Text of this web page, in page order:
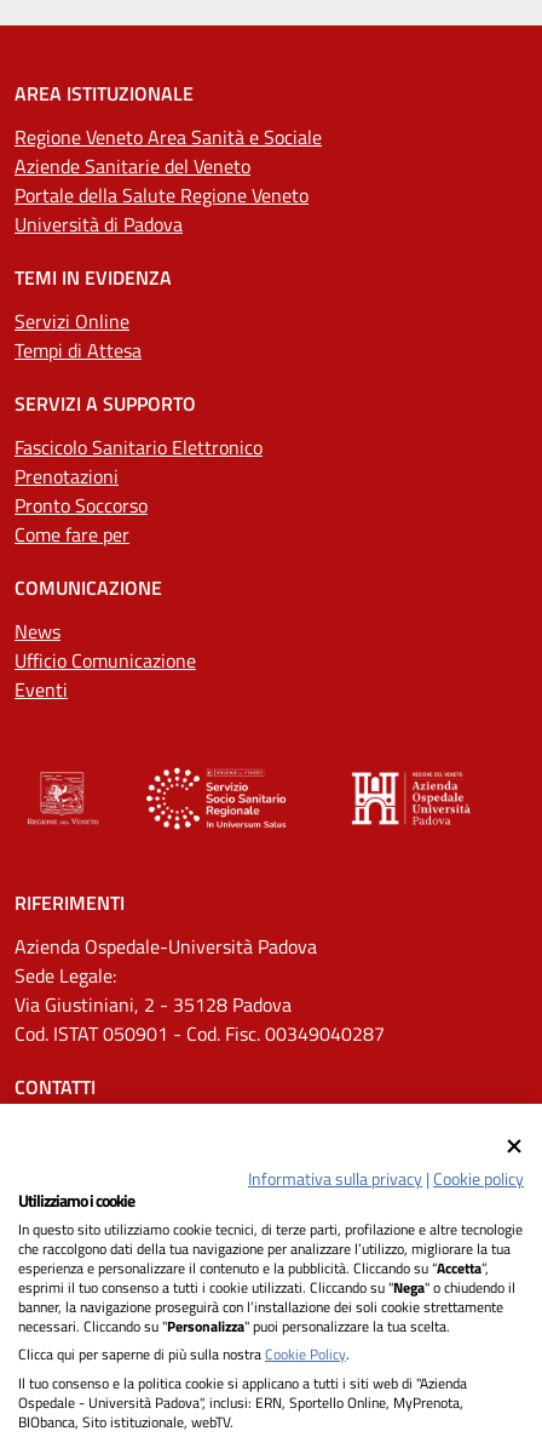
AREA ISTITUZIONALE
Regione Veneto Area Sanità e Sociale
Aziende Sanitarie del Veneto
Portale della Salute Regione Veneto
Università di Padova
TEMI IN EVIDENZA
Servizi Online
Tempi di Attesa
SERVIZI A SUPPORTO
Fascicolo Sanitario Elettronico
Prenotazioni
Pronto Soccorso
Come fare per
COMUNICAZIONE
News
Ufficio Comunicazione
Eventi
RIFERIMENTI
Azienda Ospedale-Università Padova
Sede Legale:
Via Giustiniani, 2 - 35128 Padova
Cod. ISTAT 050901 - Cod. Fisc. 00349040287
CONTATTI
Pec: protocollo.aopd@pecveneto.it
SEGUICI SU
Privacy
Dichiarazione di Accessibilità
Informativa sulla privacy|Cookie policy
Utilizziamo i cookie
In questo sito utilizziamo cookie tecnici, di terze parti, profilazione e altre tecnologie
che raccolgono dati della tua navigazione per analizzare l’utilizzo, migliorare la tua
esperienza e personalizzare il contenuto e la pubblicità. Cliccando su “Accetta”,
esprimi il tuo consenso a tutti i cookie utilizzati. Cliccando su "Nega" o chiudendo il
banner, la navigazione proseguirà con l’installazione dei soli cookie strettamente
necessari. Cliccando su "Personalizza" puoi personalizzare la tua scelta.
Clicca qui per saperne di più sulla nostraCookie Policy.
Il tuo consenso e la politica cookie si applicano a tutti i siti web di "Azienda
Ospedale - Università Padova", inclusi: ERN, Sportello Online, MyPrenota,
BIObanca, Sito istituzionale, webTV.